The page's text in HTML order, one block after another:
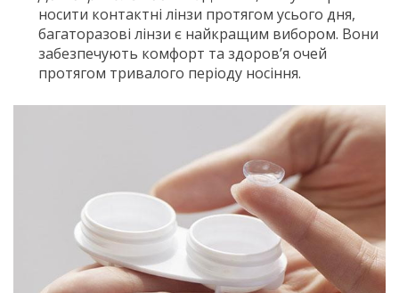
носити контактні лінзи протягом усього дня,
багаторазові лінзи є найкращим вибором. Вони
забезпечують комфорт та здоров’я очей
протягом тривалого періоду носіння.